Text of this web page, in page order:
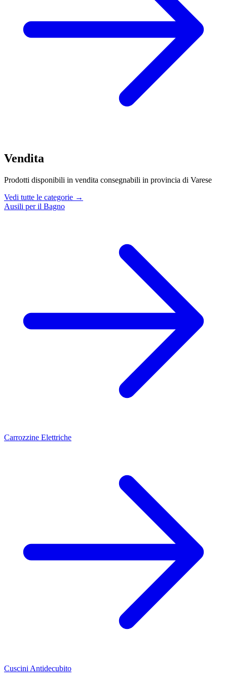
Vendita
Prodotti disponibili in vendita consegnabili in provincia di Varese
Vedi tutte le categorie →
Ausili per il Bagno
Carrozzine Elettriche
Cuscini Antidecubito